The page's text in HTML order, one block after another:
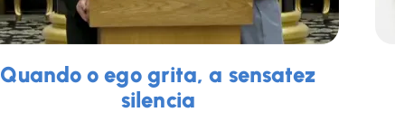
Quando o ego grita, a sensatez
silencia